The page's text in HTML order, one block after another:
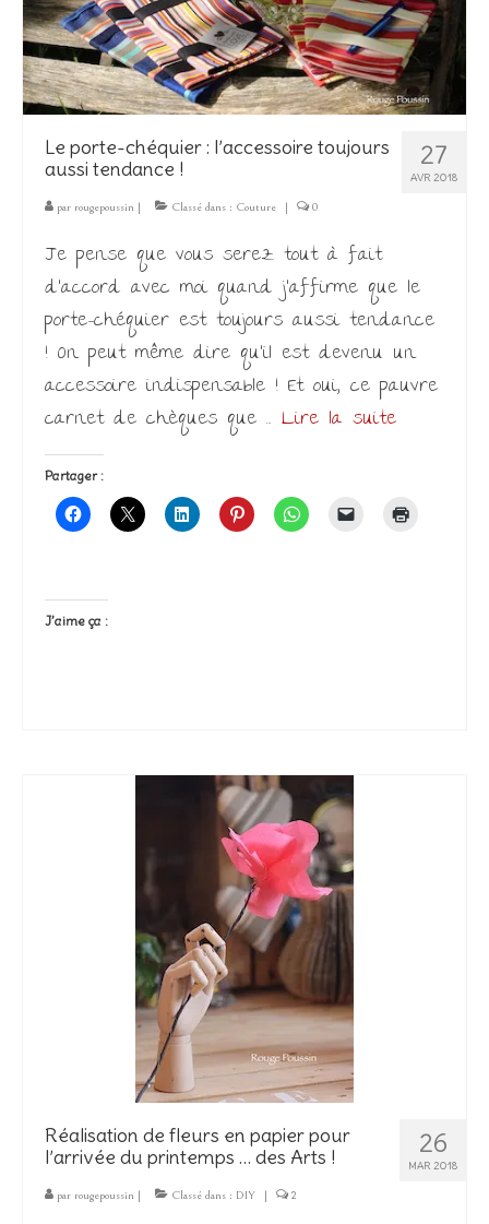
Expo
27
AVR 2018
Le porte-chéquier : l’accessoire toujours
aussi tendance !
par rougepoussin | Classé dans : Couture | 0
Je pense que vous serez tout à fait
d’accord avec moi quand j’affirme que le
porte-chéquier est toujours aussi tendance
! On peut même dire qu’il est devenu un
accessoire indispensable ! Et oui, ce pauvre
carnet de chèques que … Lire la suite­­
Partager :
J’aime ça :
26
MAR 2018
Réalisation de fleurs en papier pour
l’arrivée du printemps … des Arts !
par rougepoussin | Classé dans : DIY | 2